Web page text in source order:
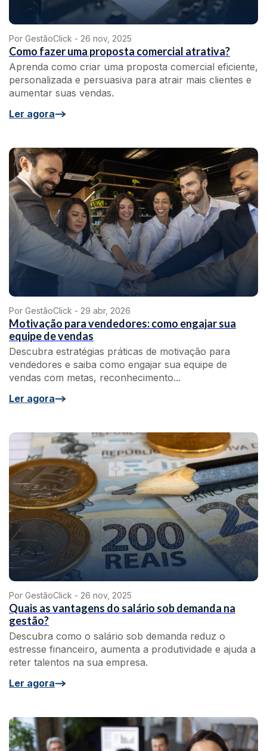
Por GestãoClick - 26 nov, 2025
Como fazer uma proposta comercial atrativa?
Aprenda como criar uma proposta comercial eficiente,
personalizada e persuasiva para atrair mais clientes e
aumentar suas vendas.
Ler agora
Por GestãoClick - 29 abr, 2026
Motivação para vendedores: como engajar sua
equipe de vendas
Descubra estratégias práticas de motivação para
vendedores e saiba como engajar sua equipe de
vendas com metas, reconhecimento...
Ler agora
Por GestãoClick - 26 nov, 2025
Quais as vantagens do salário sob demanda na
gestão?
Descubra como o salário sob demanda reduz o
estresse financeiro, aumenta a produtividade e ajuda a
reter talentos na sua empresa.
Ler agora